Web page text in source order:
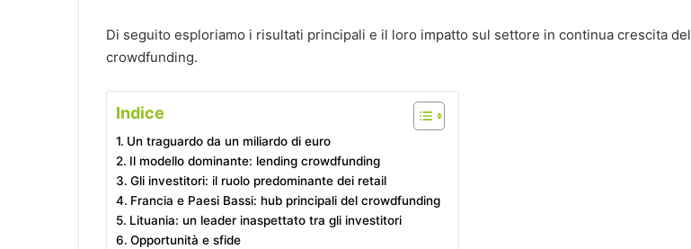
Di seguito esploriamo i risultati principali e il loro impatto sul settore in continua crescita del
crowdfunding.
Indice
Un traguardo da un miliardo di euro
Il modello dominante: lending crowdfunding
Gli investitori: il ruolo predominante dei retail
Francia e Paesi Bassi: hub principali del crowdfunding
Lituania: un leader inaspettato tra gli investitori
Opportunità e sfide